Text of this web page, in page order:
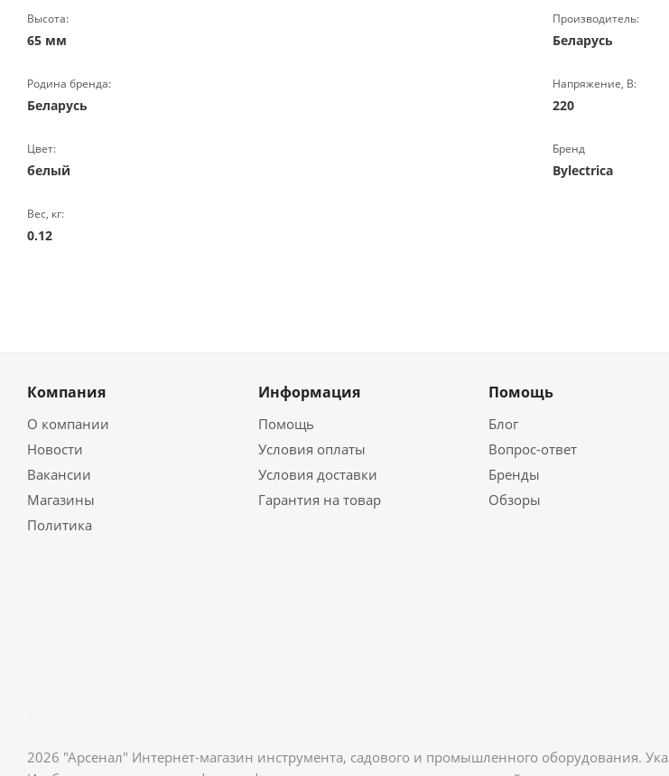
Высота:
65 мм
Производитель:
Беларусь
Родина бренда:
Беларусь
Напряжение, В:
220
Цвет:
белый
Бренд
Bylectrica
Вес, кг:
0.12
Компания
О компании
Новости
Вакансии
Магазины
Политика
Информация
Помощь
Условия оплаты
Условия доставки
Гарантия на товар
Помощь
Блог
Вопрос-ответ
Бренды
Обзоры
2026 "Арсенал" Интернет-магазин инструмента, садового и промышленного оборудования.